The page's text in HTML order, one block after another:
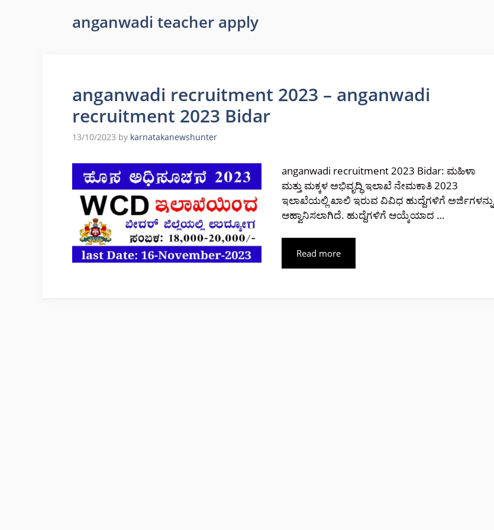
anganwadi teacher apply
anganwadi recruitment 2023 – anganwadi
recruitment 2023 Bidar
13/10/2023 by karnatakanewshunter
anganwadi recruitment 2023 Bidar: ಮಹಿಳಾ
ಮತ್ತು ಮಕ್ಕಳ ಅಭಿವೃದ್ಧಿ ಇಲಾಖೆ ನೇಮಕಾತಿ 2023
ಇಲಾಖೆಯಲ್ಲಿ ಖಾಲಿ ಇರುವ ವಿವಿಧ ಹುದ್ದೆಗಳಿಗೆ ಅರ್ಜಿಗಳನ್ನು
ಆಹ್ವಾನಿಸಲಾಗಿದೆ. ಹುದ್ದೆಗಳಿಗೆ ಆಯ್ಕೆಯಾದ …
Read more